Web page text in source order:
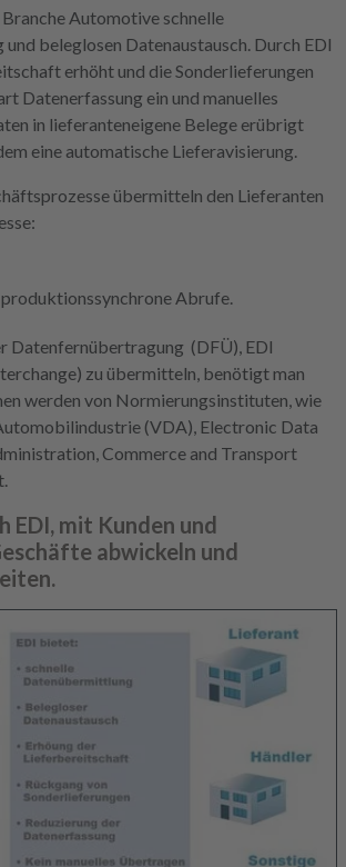
Automotive schnelle
beleglosen Datenaustausch. Durch EDI
erhöht und die Sonderlieferungen
Datenerfassung ein und manuelles
in lieferanteneigene Belege erübrigt
eine automatische Lieferavisierung.
übermitteln den Lieferanten
Abrufe.
Datenfernübertragung (DFÜ), EDI
zu übermitteln, benötigt man
werden von Normierungsinstituten, wie
(VDA), Electronic Data
Commerce and Transport
EDI, mit Kunden und
abwickeln und